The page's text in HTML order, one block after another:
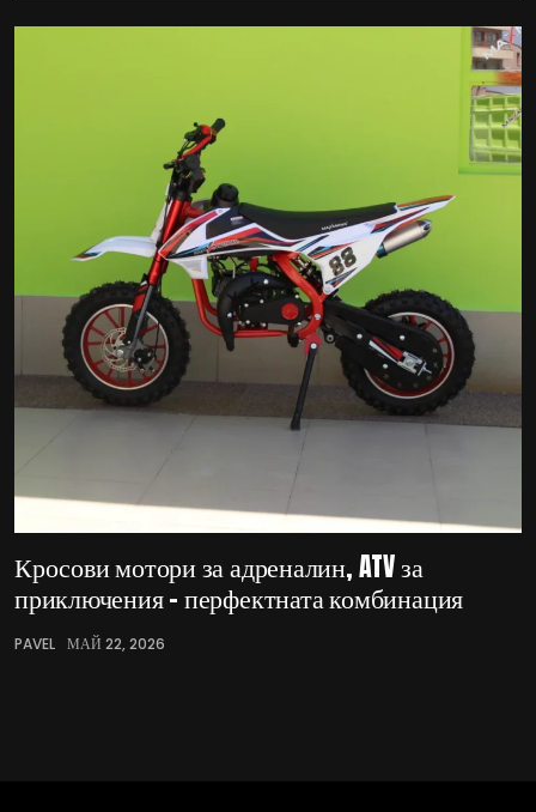
Кросови мотори за адреналин, ATV за
приключения – перфектната комбинация
PAVEL МАЙ 22, 2026